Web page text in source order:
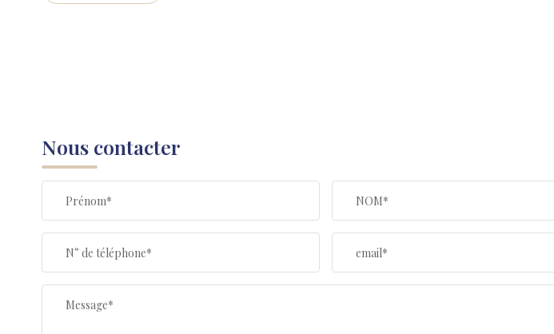
Nous contacter
Prénom* NOM*
N° de téléphone* email*
Message*